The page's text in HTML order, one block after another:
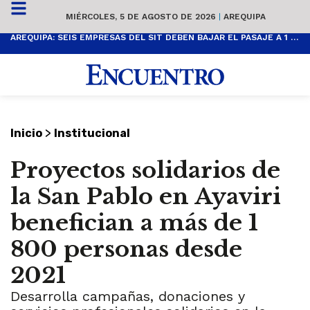
MIÉRCOLES, 5 DE AGOSTO DE 2026 | AREQUIPA
AREQUIPA: SEIS EMPRESAS DEL SIT DEBEN BAJAR EL PASAJE A 1 SOL
Inicio > Institucional
Proyectos solidarios de
la San Pablo en Ayaviri
benefician a más de 1
800 personas desde
2021
Desarrolla campañas, donaciones y